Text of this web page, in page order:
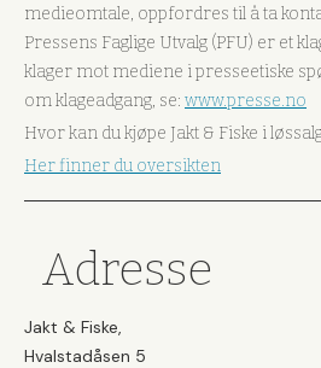
medieomtale, oppfordres til å ta
Pressens Faglige Utvalg (PFU) er et
klager mot mediene i presseetiske
om klageadgang, se: www.presse.no
Hvor kan du kjøpe Jakt & Fiske i
Her finner du oversikten
Adresse
Jakt & Fiske,
Hvalstadåsen 5